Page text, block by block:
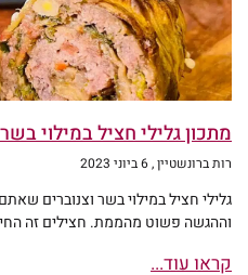
מתכון גלילי חציל במילוי
רות ברונשטיין 6 ביוני 2023
גלילי חציל במילוי בשר וצנוברים
וההגשה פשוט מהממת. חצילים זה
קראו עוד...